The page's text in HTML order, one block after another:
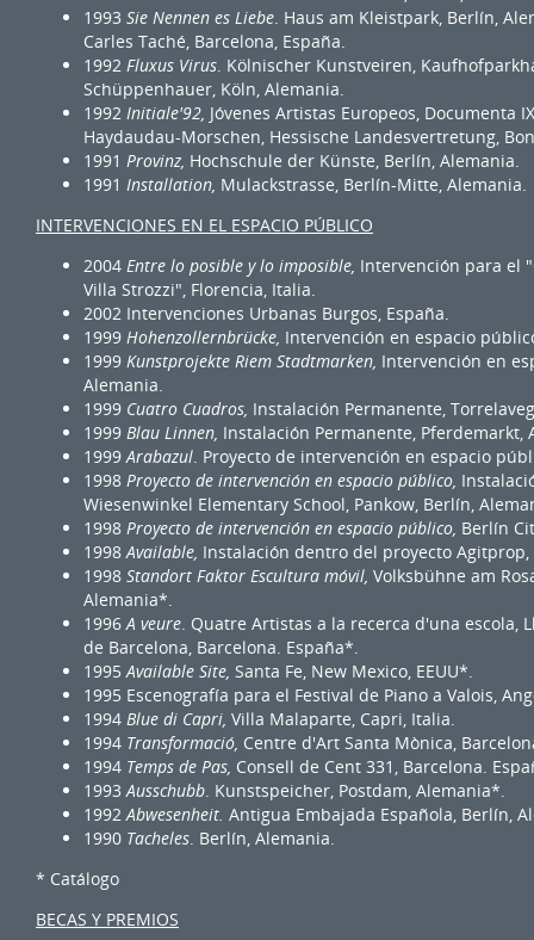
1993 Sie Nennen es Liebe. Haus am Kleistpark, Berlín,
Carles Taché, Barcelona, España.
1992 Fluxus Virus. Kölnischer Kunstveiren,
Schüppenhauer, Köln, Alemania.
1992 Initiale'92, Jóvenes Artistas Europeos, Documenta
Haydaudau-Morschen, Hessische Landesvertretung,
1991 Provinz, Hochschule der Künste, Berlín, Alemania.
1991 Installation, Mulackstrasse, Berlín-Mitte, Alemania.
INTERVENCIONES EN EL ESPACIO PÚBLICO
2004 Entre lo posible y lo imposible, Intervención para el
Villa Strozzi", Florencia, Italia.
2002 Intervenciones Urbanas Burgos, España.
1999 Hohenzollernbrücke, Intervención en espacio
1999 Kunstprojekte Riem Stadtmarken, Intervención en
Alemania.
1999 Cuatro Cuadros, Instalación Permanente,
1999 Blau Linnen, Instalación Permanente, Pferdemarkt,
1999Arabazul. Proyecto de intervención en espacio
1998 Proyecto de intervención en espacio público,
Wiesenwinkel Elementary School, Pankow, Berlín,
1998 Proyecto de intervención en espacio público, Berlín
1998Available, Instalación dentro del proyecto
1998 Standort Faktor Escultura móvil, Volksbühne am
Alemania*.
1996A veure. Quatre Artistas a la recerca d'una escola,
de Barcelona, Barcelona. España*.
1995Available Site, Santa Fe, New Mexico, EEUU*.
1995 Escenografía para el Festival de Piano a Valois,
1994 Blue di Capri, Villa Malaparte, Capri, Italia.
1994 Transformació, Centre d'Art Santa Mònica,
1994 Temps de Pas, Consell de Cent 331, Barcelona.
1993Ausschubb. Kunstspeicher, Postdam, Alemania*.
1992Abwesenheit. Antigua Embajada Española, Berlín,
1990 Tacheles. Berlín, Alemania.
* Catálogo
BECAS Y PREMIOS